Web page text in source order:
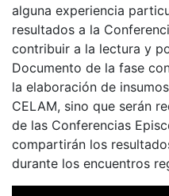
alguna experiencia
resultados a la
contribuir a la lectura y
Documento de la fase
la elaboración de
CELAM, sino que serán
de las Conferencias
compartirán los
durante los encuentros